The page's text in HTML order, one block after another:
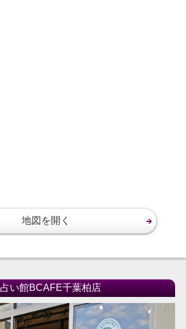
地図を開く
占い館BCAFE千葉柏店